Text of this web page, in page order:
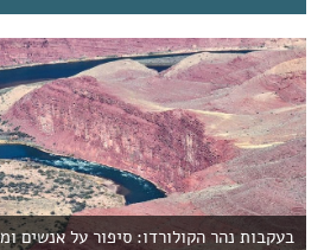
בעקבות נהר הקולורדו: סיפור על אנשים